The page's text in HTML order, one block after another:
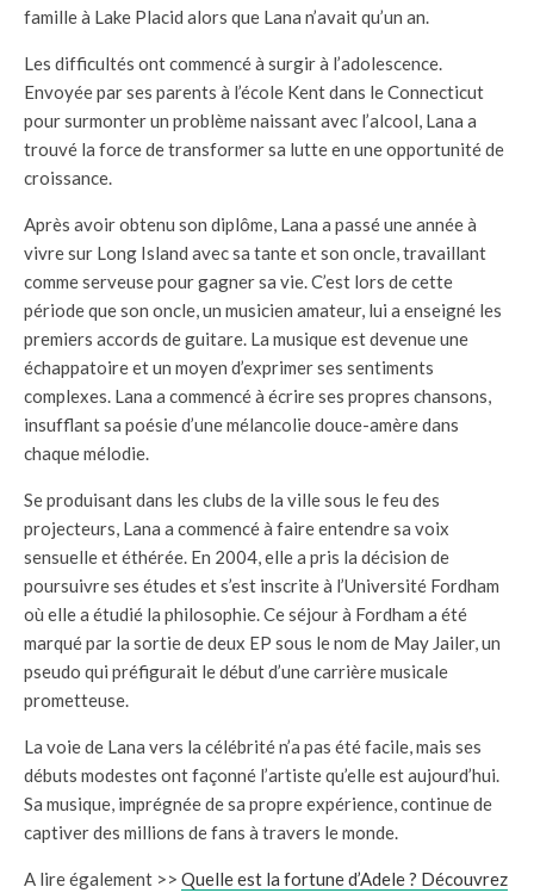
famille à Lake Placid alors que Lana n’avait qu’un an.
Les difficultés ont commencé à surgir à l’adolescence.
Envoyée par ses parents à l’école Kent dans le Connecticut
pour surmonter un problème naissant avec l’alcool, Lana a
trouvé la force de transformer sa lutte en une opportunité de
croissance.
Après avoir obtenu son diplôme, Lana a passé une année à
vivre sur Long Island avec sa tante et son oncle, travaillant
comme serveuse pour gagner sa vie. C’est lors de cette
période que son oncle, un musicien amateur, lui a enseigné les
premiers accords de guitare. La musique est devenue une
échappatoire et un moyen d’exprimer ses sentiments
complexes. Lana a commencé à écrire ses propres chansons,
insufflant sa poésie d’une mélancolie douce-amère dans
chaque mélodie.
Se produisant dans les clubs de la ville sous le feu des
projecteurs, Lana a commencé à faire entendre sa voix
sensuelle et éthérée. En 2004, elle a pris la décision de
poursuivre ses études et s’est inscrite à l’Université Fordham
où elle a étudié la philosophie. Ce séjour à Fordham a été
marqué par la sortie de deux EP sous le nom de May Jailer, un
pseudo qui préfigurait le début d’une carrière musicale
prometteuse.
La voie de Lana vers la célébrité n’a pas été facile, mais ses
débuts modestes ont façonné l’artiste qu’elle est aujourd’hui.
Sa musique, imprégnée de sa propre expérience, continue de
captiver des millions de fans à travers le monde.
A lire également >> Quelle est la fortune d’Adele ? Découvrez